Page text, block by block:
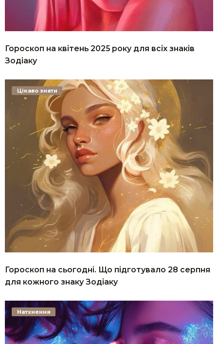
Гороскоп на квітень 2025 року для всіх знаків
Зодіаку
Гороскоп на сьогодні. Що підготувало 28 серпня
для кожного знаку Зодіаку
Цікаво знати
Натхнення